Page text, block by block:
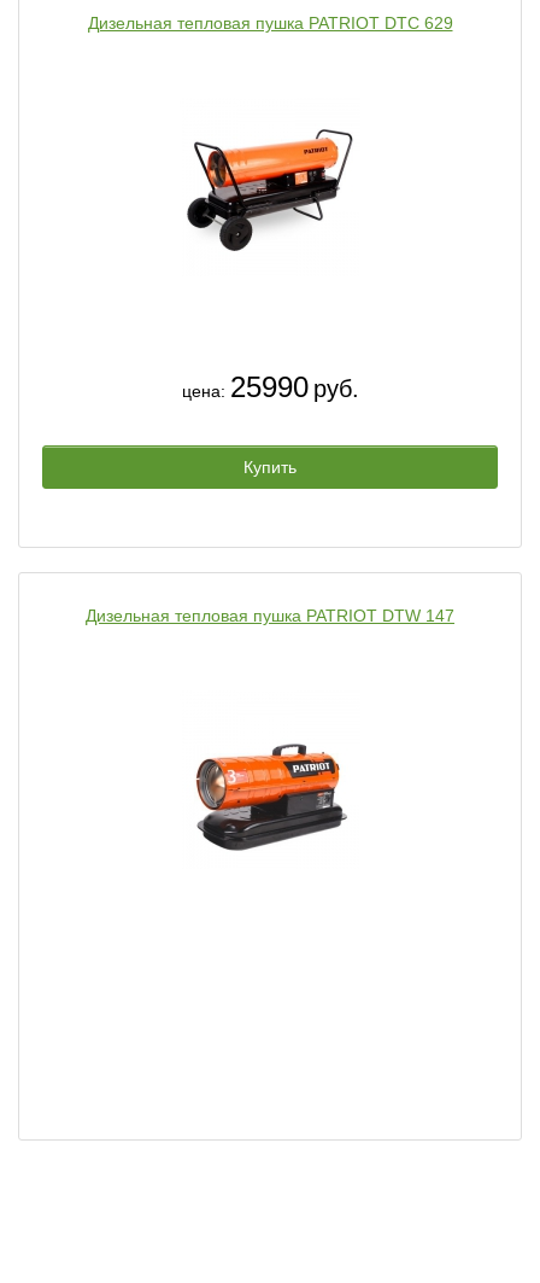
Дизельная тепловая пушка PATRIOT DTС 629
цена: 25990 руб.
Купить
Дизельная тепловая пушка PATRIOT DTW 147